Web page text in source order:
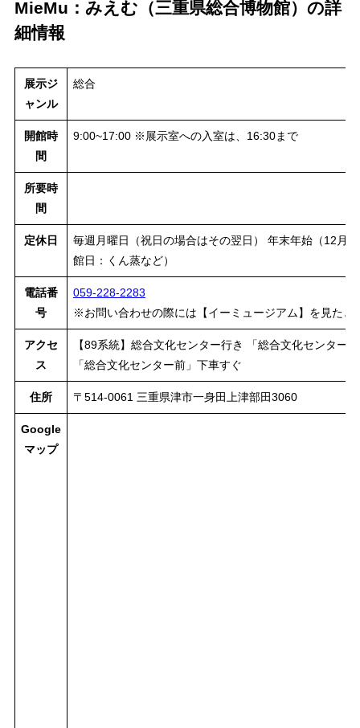
MieMu：みえむ（三重県総合博物館）の詳
細情報
展示ジ
ャンル
総合
開館時
間
9:00~17:00 ※展示室への入室は、16:30まで
所要時
間
定休日
毎週月曜日（祝日の場合はその翌日） 年末年始（12月
館日：くん蒸など）
電話番
号
059-228-2283
※お問い合わせの際には【イーミュージアム】を見たと
アクセ
ス
【89系統】総合文化センター行き 「総合文化センター
「総合文化センター前」下車すぐ
住所 〒514-0061 三重県津市一身田上津部田3060
Google
マップ